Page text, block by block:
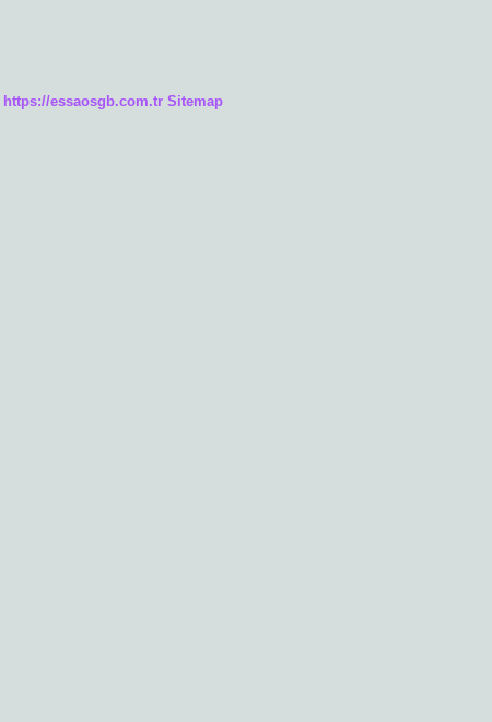
https://essaosgb.com.tr Sitemap